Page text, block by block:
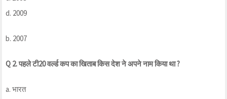
d. 2009
b. 2007
Q 2. पहले टी20 वर्ल्ड कप का खिताब किस देश ने अपने नाम किया था ?
a. भारत